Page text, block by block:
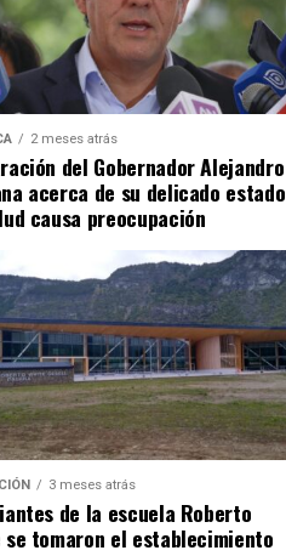
2 meses atrás
del Gobernador Alejandro
acerca de su delicado estado
causa preocupación
3 meses atrás
de la escuela Roberto
se tomaron el establecimiento